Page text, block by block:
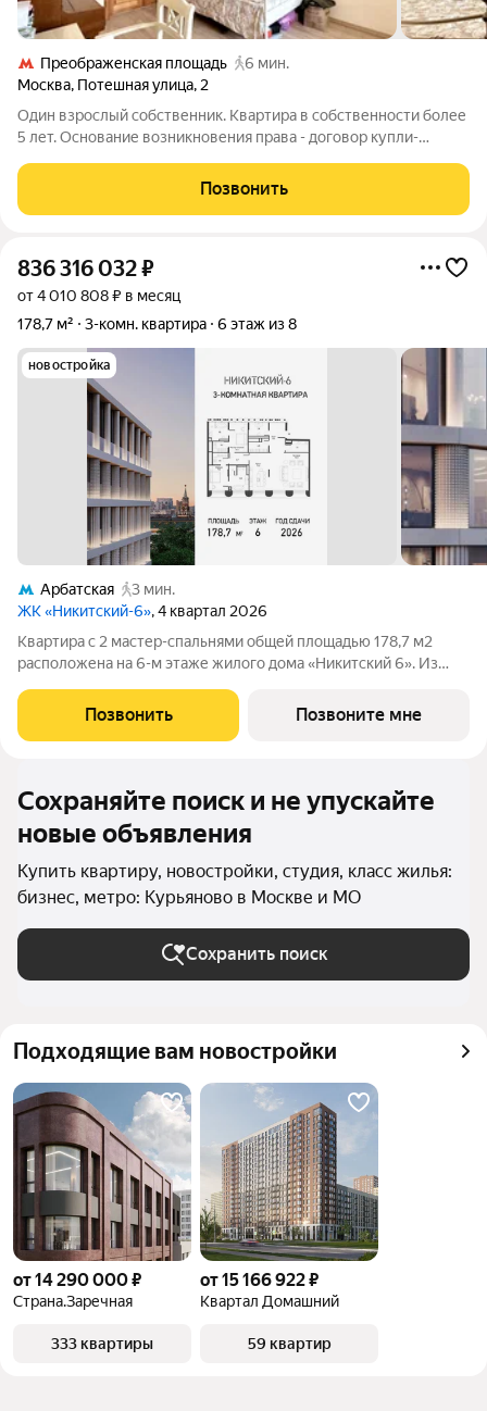
Преображенская площадь
6 мин.
Москва, Потешная улица, 2
Один взрослый собственник. Квартира в собственности более
5 лет. Основание возникновения права - договор купли-
подготовлены к сделке. Без долгов. Без обременений.
Альтернатива на другой район.
Позвонить
836 316 032₽
от 4 010 808 ₽ в месяц
178,7 м²
3-комн. квартира 6 этаж из 8
новостройка
Арбатская
3 мин.
ЖК «Никитский-6», 4 квартал 2026
Квартира с 2 мастер-спальнями общей площадью 178,7 м2
расположена на 6-м этаже жилого дома «Никитский 6». Из
Кисловский и Калашный переулки, Центральный дом
журналиста. Планировочное решение
Позвонить Позвоните мне
Сохраняйте поиск и не упускайте
новые объявления
Купить квартиру, новостройки, студия, класс жилья:
бизнес, метро: Курьяново в Москве и МО
Сохранить поиск
Подходящие вам новостройки
от 14 290 000 ₽
Страна.Заречная
333 квартиры
от 15 166 922 ₽
Квартал Домашний
59 квартир